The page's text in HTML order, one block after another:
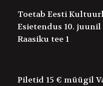
Toetab Eesti
Esietendus 10. juunil
Raasiku tee 1
Piletid 15 € müügil